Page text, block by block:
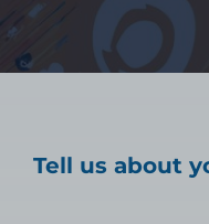
Tell us about